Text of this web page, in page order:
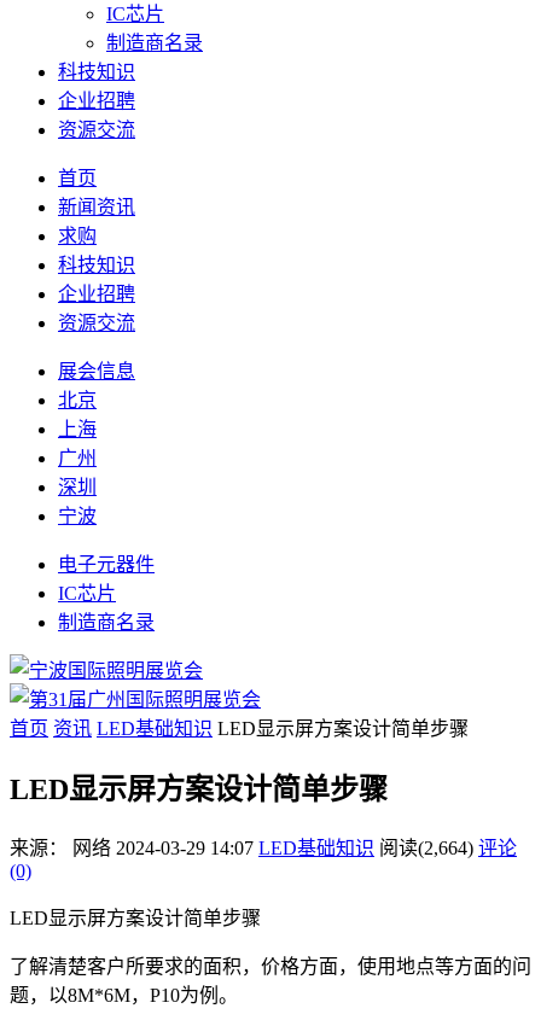
IC芯片
制造商名录
科技知识
企业招聘
资源交流
首页
新闻资讯
求购
科技知识
企业招聘
资源交流
展会信息
北京
上海
广州
深圳
宁波
电子元器件
IC芯片
制造商名录
首页 资讯 LED基础知识 LED显示屏方案设计简单步骤
LED显示屏方案设计简单步骤
来源： 网络 2024-03-29 14:07 LED基础知识 阅读(2,664) 评论
(0)
LED显示屏方案设计简单步骤
了解清楚客户所要求的面积，价格方面，使用地点等方面的问
题，以8M*6M，P10为例。